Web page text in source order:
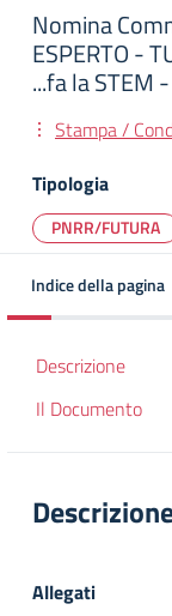
Nomina
ESPERTO -
...fa la STEM
Stampa /
Tipologia
PNRR/FUTURA
Indice della pagina
Descrizione
Il Documento
Allegati